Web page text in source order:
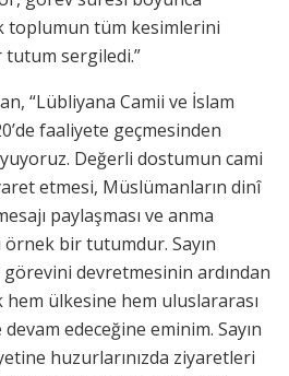
toplumun tüm kesimlerini
tutum sergiledi.”
“Lübliyana Camii ve İslam
faaliyete geçmesinden
Değerli dostumun cami
etmesi, Müslümanların dinî
paylaşması ve anma
bir tutumdur. Sayın
görevini devretmesinin ardından
hem ülkesine hem uluslararası
edeceğine eminim. Sayın
huzurlarınızda ziyaretleri